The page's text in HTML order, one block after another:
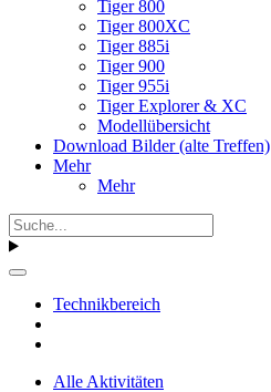
Tiger 800
Tiger 800XC
Tiger 885i
Tiger 900
Tiger 955i
Tiger Explorer & XC
Modellübersicht
Download Bilder (alte Treffen)
Mehr
Mehr
Technikbereich
Alle Aktivitäten